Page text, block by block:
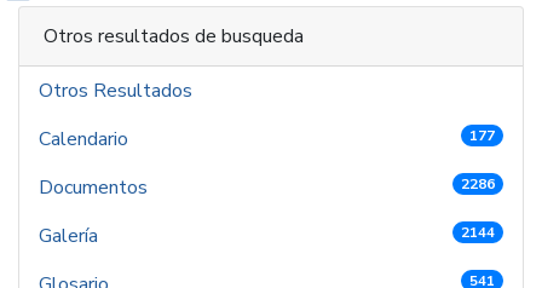
Otros resultados de busqueda
Otros Resultados
Calendario
177
Documentos 2286
Galería 2144
541